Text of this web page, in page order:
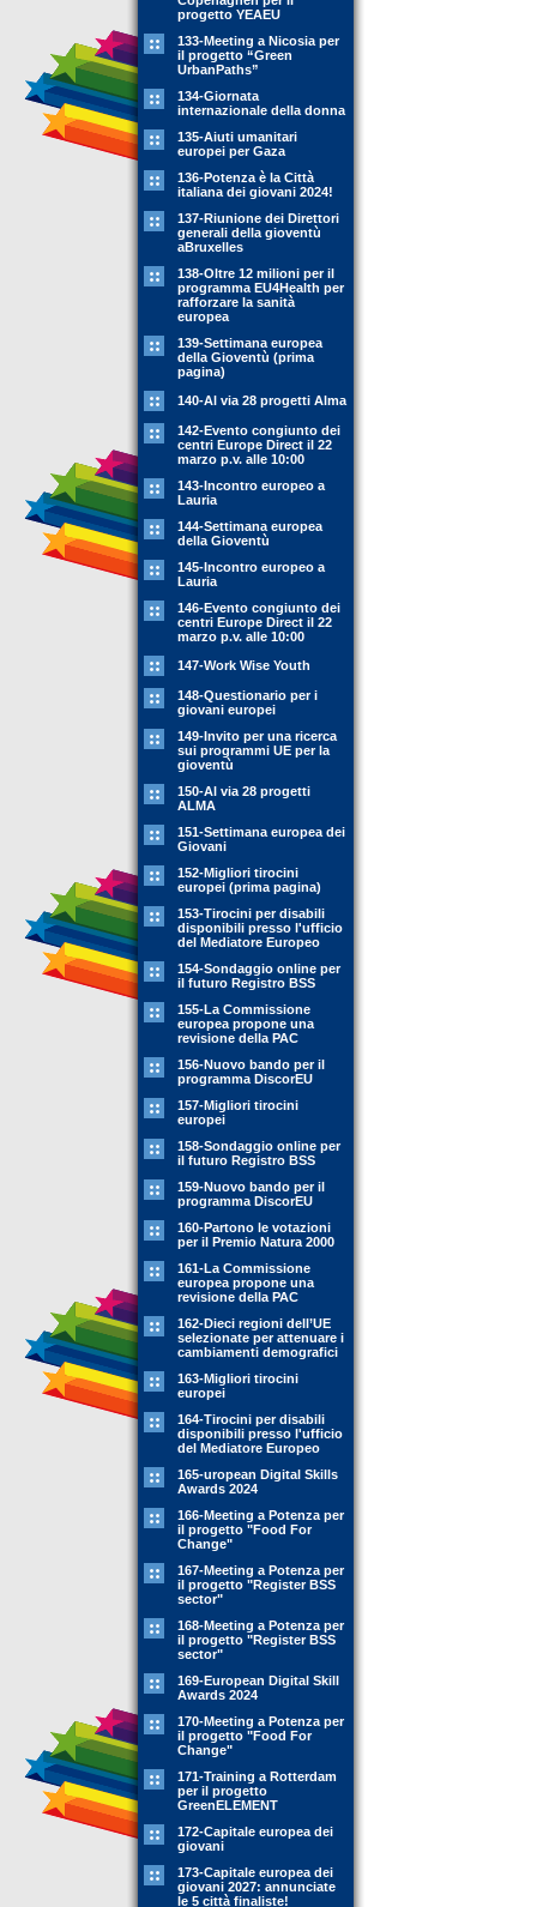
progetto YEAEU
133-Meeting a Nicosia per
il progetto “Green
UrbanPaths”
134-Giornata
internazionale della donna
135-Aiuti umanitari
europei per Gaza
136-Potenza è la Città
italiana dei giovani 2024!
137-Riunione dei Direttori
generali della gioventù
aBruxelles
138-Oltre 12 milioni per il
programma EU4Health per
rafforzare la sanità
europea
139-Settimana europea
della Gioventù (prima
pagina)
140-Al via 28 progetti Alma
142-Evento congiunto dei
centri Europe Direct il 22
marzo p.v. alle 10:00
143-Incontro europeo a
Lauria
144-Settimana europea
della Gioventù
145-Incontro europeo a
Lauria
146-Evento congiunto dei
centri Europe Direct il 22
marzo p.v. alle 10:00
147-Work Wise Youth
148-Questionario per i
giovani europei
149-Invito per una ricerca
sui programmi UE per la
gioventù
150-Al via 28 progetti
ALMA
151-Settimana europea dei
Giovani
152-Migliori tirocini
europei (prima pagina)
153-Tirocini per disabili
disponibili presso l'ufficio
del Mediatore Europeo
154-Sondaggio online per
il futuro Registro BSS
155-La Commissione
europea propone una
revisione della PAC
156-Nuovo bando per il
programma DiscorEU
157-Migliori tirocini
europei
158-Sondaggio online per
il futuro Registro BSS
159-Nuovo bando per il
programma DiscorEU
160-Partono le votazioni
per il Premio Natura 2000
161-La Commissione
europea propone una
revisione della PAC
162-Dieci regioni dell’UE
selezionate per attenuare i
cambiamenti demografici
163-Migliori tirocini
europei
164-Tirocini per disabili
disponibili presso l'ufficio
del Mediatore Europeo
165-uropean Digital Skills
Awards 2024
166-Meeting a Potenza per
il progetto "Food For
Change"
167-Meeting a Potenza per
il progetto "Register BSS
sector"
168-Meeting a Potenza per
il progetto "Register BSS
sector"
169-European Digital Skill
Awards 2024
170-Meeting a Potenza per
il progetto "Food For
Change"
171-Training a Rotterdam
per il progetto
GreenELEMENT
172-Capitale europea dei
giovani
173-Capitale europea dei
giovani 2027: annunciate
le 5 città finaliste!